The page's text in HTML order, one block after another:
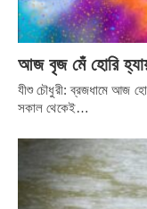
আজ বৃজ মেঁ হোরি
যীশু চৌধুরী: ব্রজধামে আজ
সকাল থেকেই…